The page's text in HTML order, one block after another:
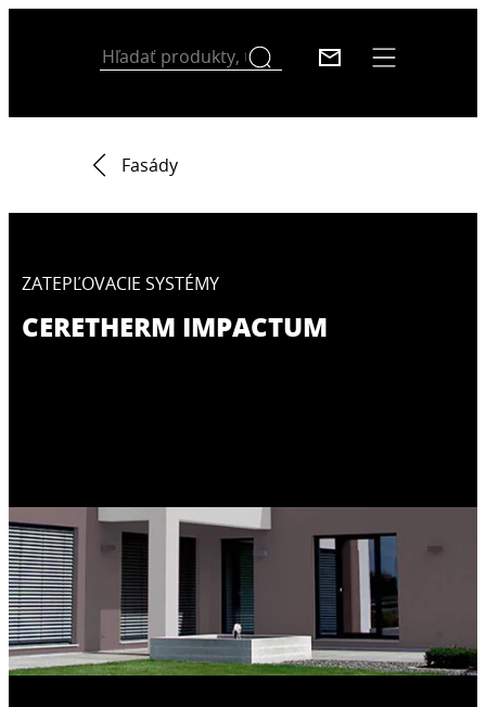
Fasády
ZATEPĽOVACIE SYSTÉMY
CERETHERM IMPACTUM